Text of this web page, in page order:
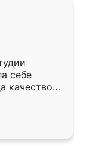
себе
качеством
уже почти